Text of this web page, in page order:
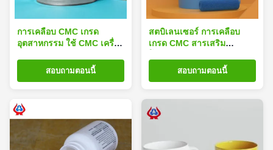
การเคลือบ CMC เกรด
อุตสาหกรรม ใช้ CMC เครื่อง
สอบถามตอนนี้
สตบิเลนเซอร์ การเคลือบ
เกรด CMC สารเสริม
เซลลูโลสสอบถามตอนนี้